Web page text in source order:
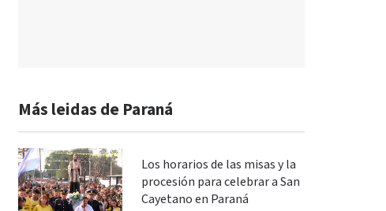
Más leidas de Paraná
Los horarios de las misas y la
procesión para celebrar a San
Cayetano en Paraná